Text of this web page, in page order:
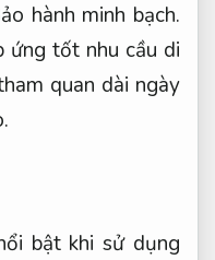
hành minh bạch.
ứng tốt nhu cầu di
quan dài ngày
bật khi sử dụng